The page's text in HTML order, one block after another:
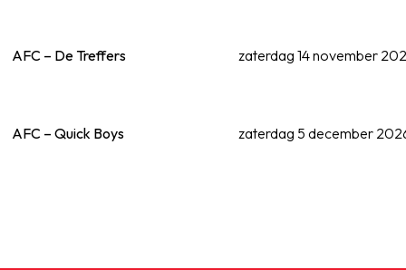
AFC – De Treffers zaterdag 14 november
AFC – Quick Boys zaterdag 5 december